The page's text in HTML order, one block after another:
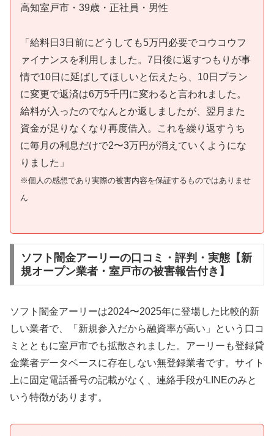
高知室戸市・39歳・正社員・男性
「給料日3日前にどうしても5万円必要でコウコウフ
ァイナンスを利用しました。7日後に返すつもりが事
情で10日に延ばしてほしいと伝えたら、10日プラン
に変更で返済は6万5千円に変わると言われました。
給料が入ったのでなんとか返しましたが、翌月また
資金が足りなくなり再度借入。これを繰り返すうち
に毎月の利息だけで2〜3万円が消えていくようにな
りました」
※個人の感想であり実際の被害内容を保証するものではありませ
ん
ソフト闇金アーリーの口コミ・評判・実態【新
規オープン業者・室戸市の被害報告付き】
ソフト闇金アーリーは2024〜2025年に登場した比較的新
しい業者で、「新規参入だから融資率が高い」という口コ
ミとともに室戸市でも拡散されました。アーリーも登録貸
金業者データベースに存在しない無登録業者です。サイト
上に固定電話番号の記載がなく、連絡手段がLINEのみと
いう特徴があります。